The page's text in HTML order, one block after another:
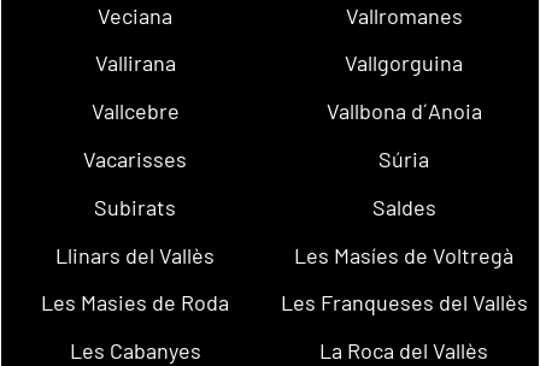
Veciana
Vallromanes
Vallirana
Vallgorguina
Vallcebre
Vallbona d´Anoia
Vacarisses
Súria
Subirats
Saldes
Llinars del Vallès
Les Masíes de Voltregà
Les Masies de Roda
Les Franqueses del Vallès
Les Cabanyes
La Roca del Vallès